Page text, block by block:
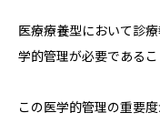
医療療養型において診
学的管理が必要であるこ
この医学的管理の重要